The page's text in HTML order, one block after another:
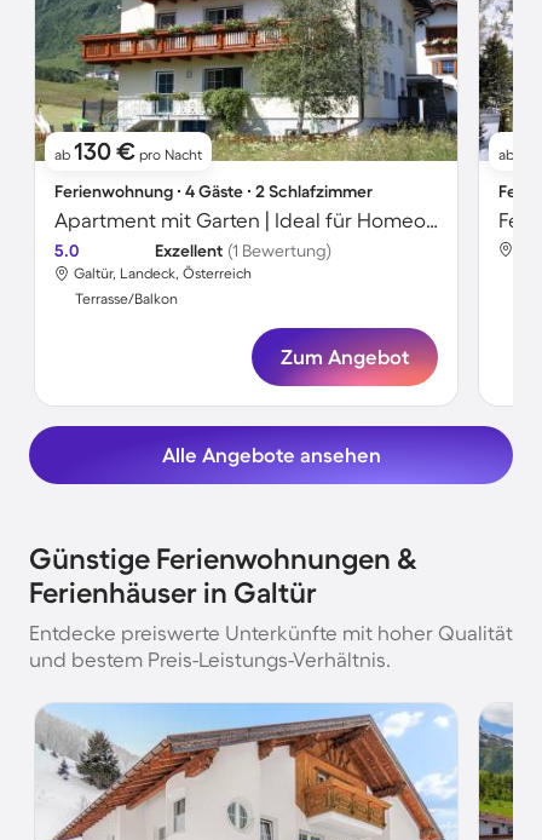
ab 130 € pro Nacht
Ferienwohnung ∙ 4 Gäste ∙ 2 Schlafzimmer
Apartment mit Garten | Ideal für Homeoffice
5.0 Exzellent (1 Bewertung)
Galtür, Landeck, Österreich
Terrasse/Balkon
Zum Angebot
ab
Alle Angebote ansehen
Günstige Ferienwohnungen &
Ferienhäuser in Galtür
Entdecke preiswerte Unterkünfte mit hoher Qualität
und bestem Preis-Leistungs-Verhältnis.